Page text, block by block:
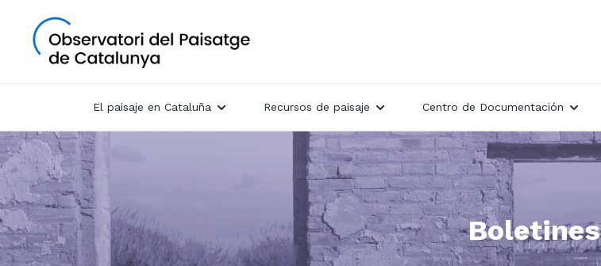
El paisaje en Cataluña Recursos de paisaje Centro de Documentación
Boletines